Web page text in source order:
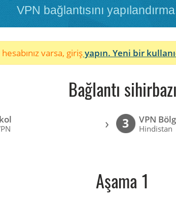
VPN bağlantısını
varsa, girişyapın. Yeni bir
Bağlantı sihirbazı
› 3 VPN
Hindistan
Aşama 1